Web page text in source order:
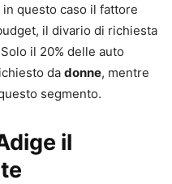
questo caso il fattore
il divario di richiesta
il 20% delle auto
da donne, mentre
segmento.
il